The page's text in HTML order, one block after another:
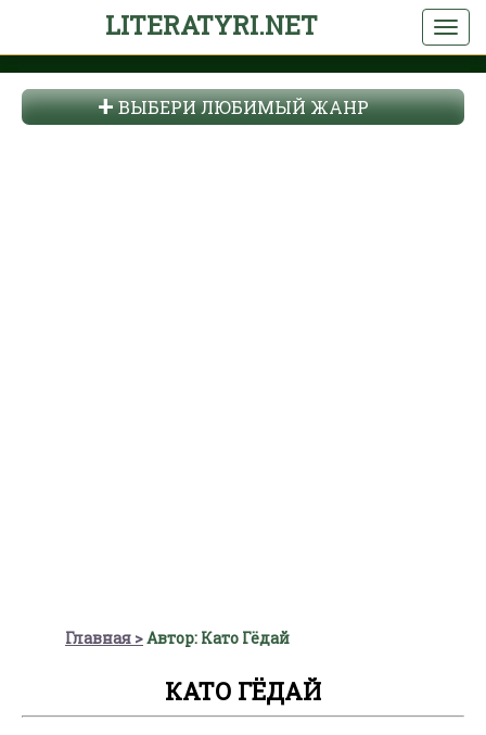
LITERATYRI.NET
ВЫБЕРИ ЛЮБИМЫЙ ЖАНР
Главная Автор: Като Гёдай
КАТО ГЁДАЙ